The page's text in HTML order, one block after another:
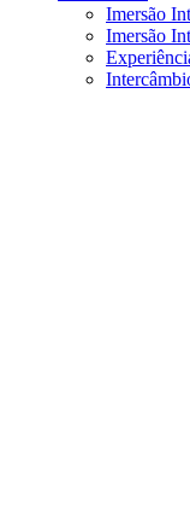
Imersão
Imersão